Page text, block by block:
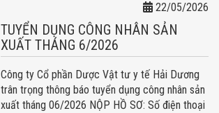
22/05/2026
TUYỂN DỤNG CÔNG NHÂN SẢN
XUẤT THÁNG 6/2026
Công ty Cổ phần Dược Vật tư y tế Hải Dương
trân trọng thông báo tuyển dụng công nhân sản
xuất tháng 06/2026 NỘP HỒ SƠ: Số điện thoại